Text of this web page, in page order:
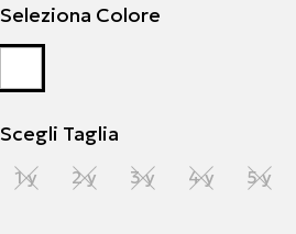
Seleziona Colore
Scegli Taglia
1 y 2 y 3 y 4 y 5 y